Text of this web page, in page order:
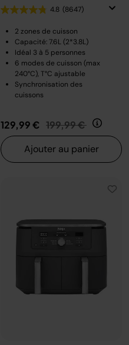
4.8 (8647)
2 zones de cuisson
Capacité: 7.6L (2*3.8L)
Idéal 3 à 5 personnes
6 modes de cuisson (max
240°C), T°C ajustable
Synchronisation des
cuissons
129,99 € Prix réduit de
199,99 € au
Ajouter au panier